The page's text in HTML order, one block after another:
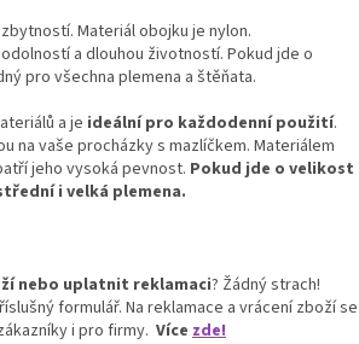
Materiál obojku je nylon.
a dlouhou životností. Pokud jde o
pro všechna plemena a štěňata.
a je ideální pro každodenní použití.
na vaše procházky s mazlíčkem. Materiálem
jeho vysoká pevnost. Pokud jde o velikost
i velká plemena.
nebo uplatnit reklamaci? Žádný strach!
formulář. Na reklamace a vrácení zboží se
i pro firmy. Více zde!